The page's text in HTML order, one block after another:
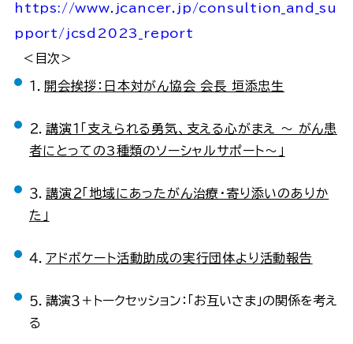
https://www.jcancer.jp/consultion_and_su
pport/jcsd2023_report
＜目次＞
１． 開会挨拶：日本対がん協会 会長 垣添忠生
２． 講演１「支えられる勇気、支える心がまえ ～ がん患
者にとっての3種類のソーシャルサポート～」
３． 講演２「地域にあったがん治療・寄り添いのありか
た」
４． アドボケート活動助成の実行団体より活動報告
５．講演３＋トークセッション：「お互いさま」の関係を考え
る